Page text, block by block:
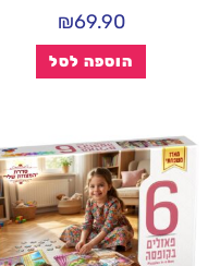
₪69.90
הוספה לסל